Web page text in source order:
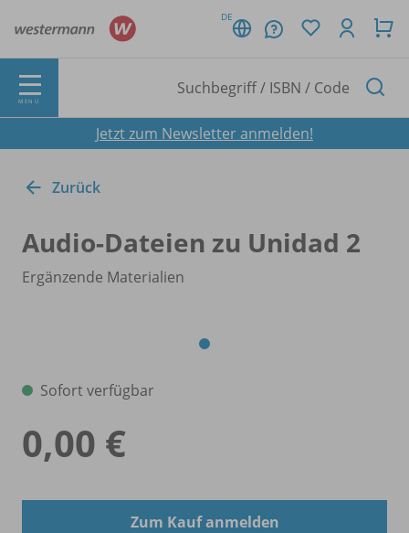
DE
MENÜ
Jetzt zum Newsletter anmelden!
Zurück
Audio-Dateien zu Unidad 2
Ergänzende Materialien
Sofort verfügbar
0,00 €
Zum Kauf anmelden